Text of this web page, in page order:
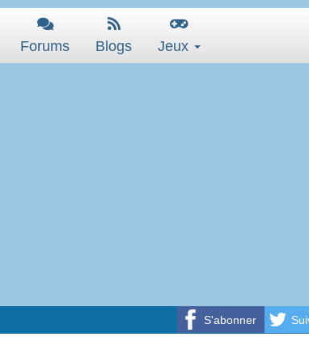
Forums Blogs Jeux
S'abonner